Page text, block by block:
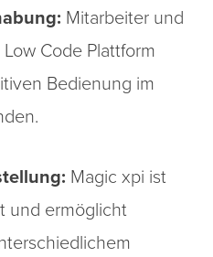
Mitarbeiter und
Code Plattform
Bedienung im
Magic xpi ist
und ermöglicht